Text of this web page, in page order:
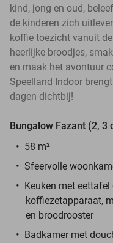
kind, jong en oud,
de kinderen zich
koffie toezicht vanuit
heerlijke broodjes,
en maak het avontuur
Speelland Indoor
dagen dichtbij!
Bungalow Fazant (2, 3
58 m²
Sfeervolle
Keuken met
koffiezetapparaat,
en broodrooster
Badkamer met